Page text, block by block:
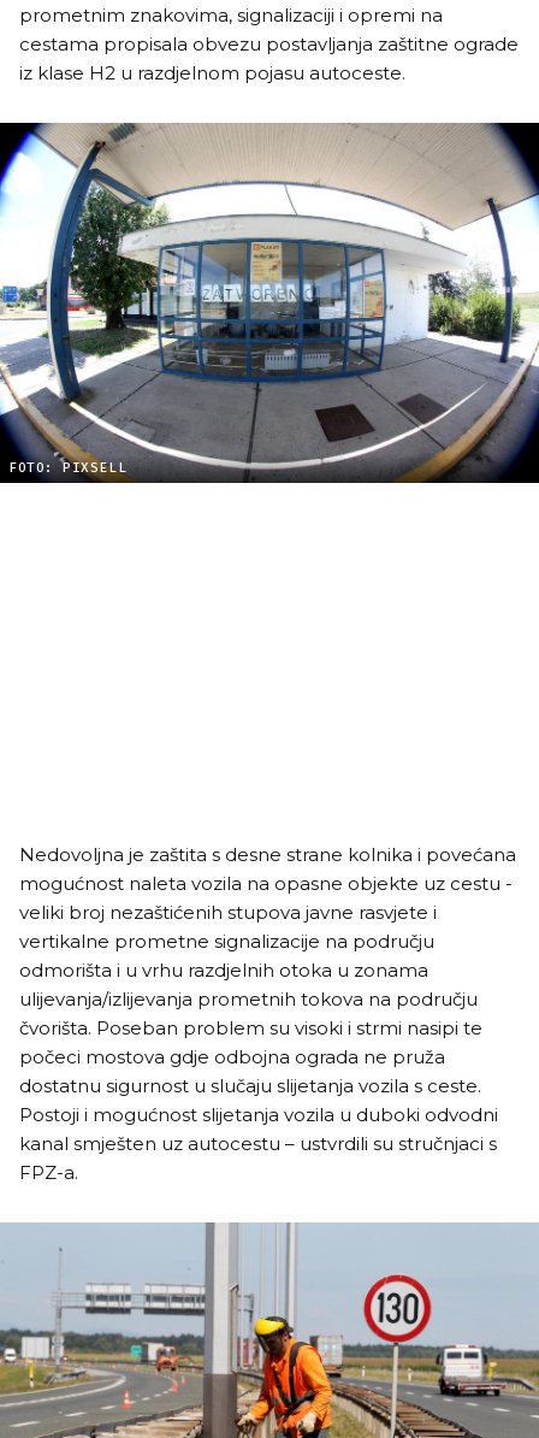
prometnim znakovima, signalizaciji i opremi na
cestama propisala obvezu postavljanja zaštitne ograde
iz klase H2 u razdjelnom pojasu autoceste.
FOTO: PIXSELL
Nedovoljna je zaštita s desne strane kolnika i povećana
mogućnost naleta vozila na opasne objekte uz cestu -
veliki broj nezaštićenih stupova javne rasvjete i
vertikalne prometne signalizacije na području
odmorišta i u vrhu razdjelnih otoka u zonama
ulijevanja/izlijevanja prometnih tokova na području
čvorišta. Poseban problem su visoki i strmi nasipi te
počeci mostova gdje odbojna ograda ne pruža
dostatnu sigurnost u slučaju slijetanja vozila s ceste.
Postoji i mogućnost slijetanja vozila u duboki odvodni
kanal smješten uz autocestu – ustvrdili su stručnjaci s
FPZ-a.